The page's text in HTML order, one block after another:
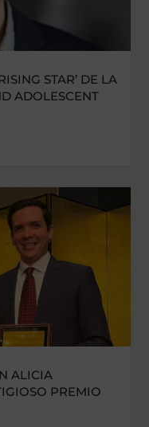
STAR’ DE LA
ADOLESCENT
ALICIA
PREMIO